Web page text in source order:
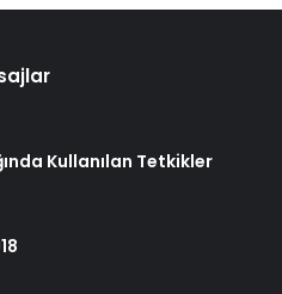
Kullanılan Tetkikler